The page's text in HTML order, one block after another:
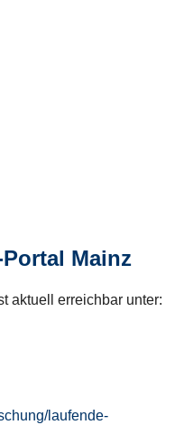
Mainz
aktuell erreichbar unter:
laufende-